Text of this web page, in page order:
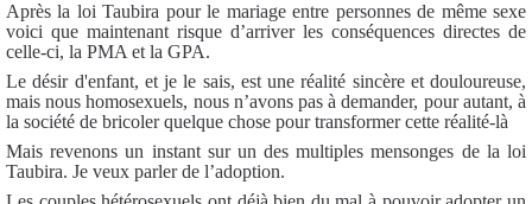
Après la loi Taubira pour le mariage entre personnes de même sexe
voici que maintenant risque d’arriver les conséquences directes de
celle-ci, la PMA et la GPA.
Le désir d'enfant, et je le sais, est une réalité sincère et douloureuse,
mais nous homosexuels, nous n’avons pas à demander, pour autant, à
la société de bricoler quelque chose pour transformer cette réalité-là
Mais revenons un instant sur un des multiples mensonges de la loi
Taubira. Je veux parler de l’adoption.